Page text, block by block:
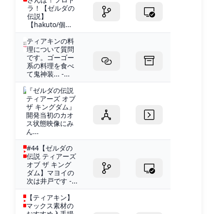
ラ！【ゼルダの
伝説】
【hakuto/個...
ティアキンの料
理について質問
です。ゴーゴー
系の料理を食べ
て鬼神装... -...
『ゼルダの伝説
ティアーズ オブ
ザ キングダム』
開発当初のカオ
ス状態映像にみ
ん...
#44【ゼルダの
伝説 ティアーズ
オブ ザ キング
ダム】マヨイの
次は井戸です -...
【ティアキン】
マックス素材の